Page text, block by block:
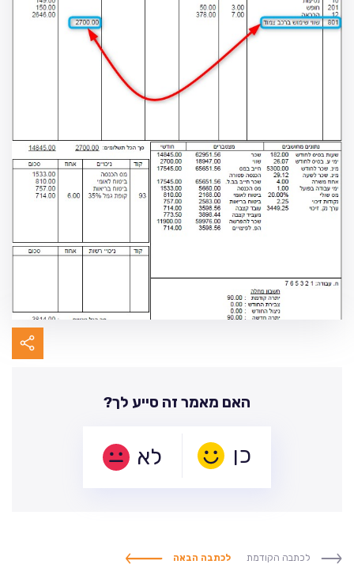
האם מאמר זה סייע לך?
לא
לכתבה הקודמת לכתבה הבאה